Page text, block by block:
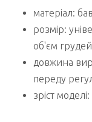
матеріал:
розмір:
об'єм
довжина
переду
зріст